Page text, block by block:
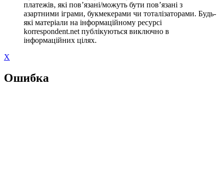
платежів, які пов’язані/можуть бути пов’язані з
азартними іграми, букмекерами чи тоталізаторами. Будь-
які матеріали на інформаційному ресурсі
korrespondent.net публікуються виключно в
інформаційних цілях.
X
Ошибка